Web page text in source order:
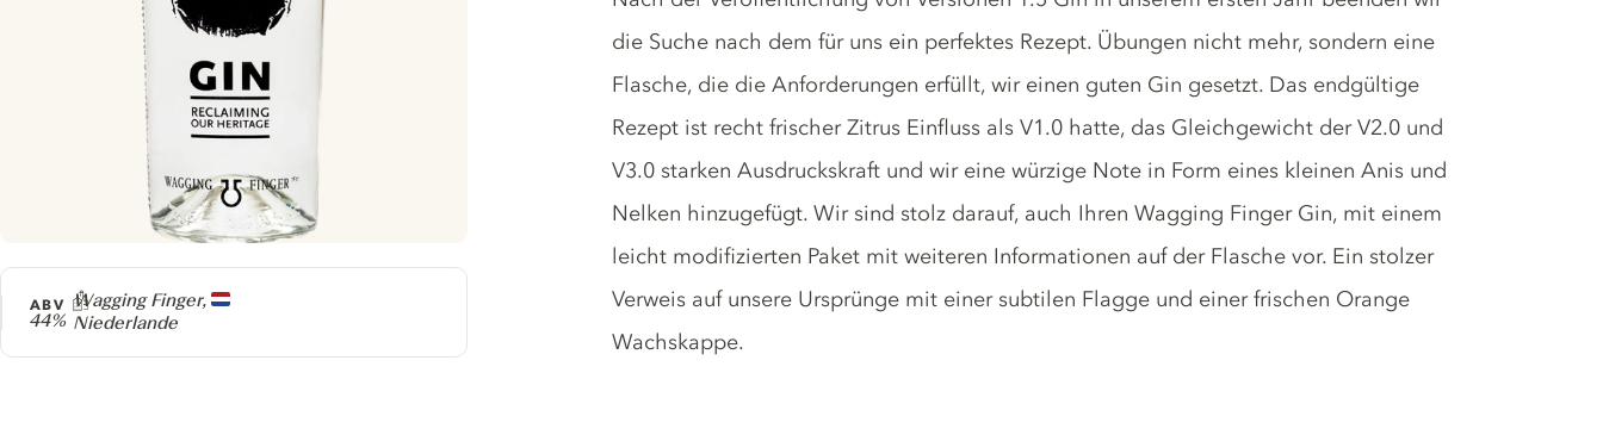
Producer
Wagging Finger,
Niederlande
ABV
44%
die Suche nach dem für uns ein perfektes Rezept. Übungen nicht mehr, sondern eine
Flasche, die die Anforderungen erfüllt, wir einen guten Gin gesetzt. Das endgültige
Rezept ist recht frischer Zitrus Einfluss als V1.0 hatte, das Gleichgewicht der V2.0 und
V3.0 starken Ausdruckskraft und wir eine würzige Note in Form eines kleinen Anis und
Nelken hinzugefügt. Wir sind stolz darauf, auch Ihren Wagging Finger Gin, mit einem
leicht modifizierten Paket mit weiteren Informationen auf der Flasche vor. Ein stolzer
Verweis auf unsere Ursprünge mit einer subtilen Flagge und einer frischen Orange
Wachskappe.